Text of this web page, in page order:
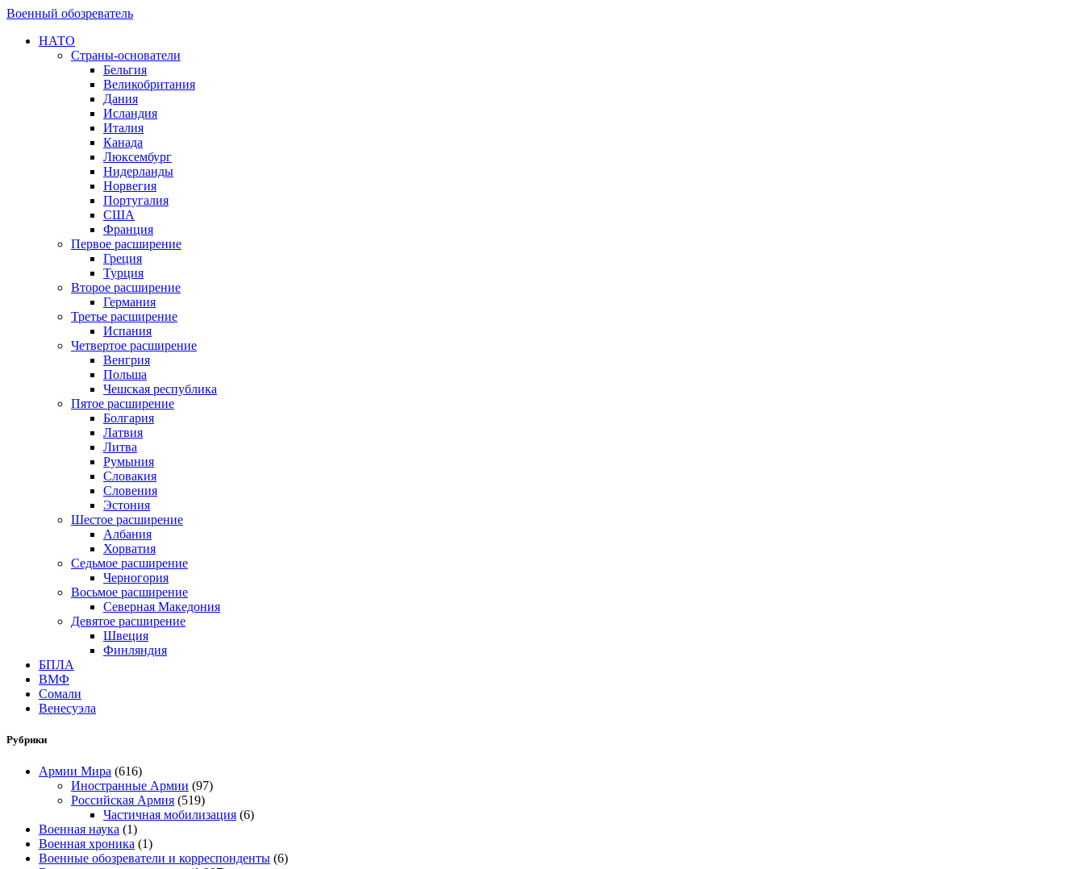
Военный обозреватель
НАТО
Страны-основатели
Бельгия
Великобритания
Дания
Исландия
Италия
Канада
Люксембург
Нидерланды
Норвегия
Португалия
США
Франция
Первое расширение
Греция
Турция
Второе расширение
Германия
Третье расширение
Испания
Четвертое расширение
Венгрия
Польша
Чешская республика
Пятое расширение
Болгария
Латвия
Литва
Румыния
Словакия
Словения
Эстония
Шестое расширение
Албания
Хорватия
Седьмое расширение
Черногория
Восьмое расширение
Северная Македония
Девятое расширение
Швеция
Финляндия
БПЛА
ВМФ
Сомали
Венесуэла
Рубрики
Армии Мира (616)
Иностранные Армии (97)
Российская Армия (519)
Частичная мобилизация (6)
Военная наука (1)
Военная хроника (1)
Военные обозреватели и корреспонденты (6)